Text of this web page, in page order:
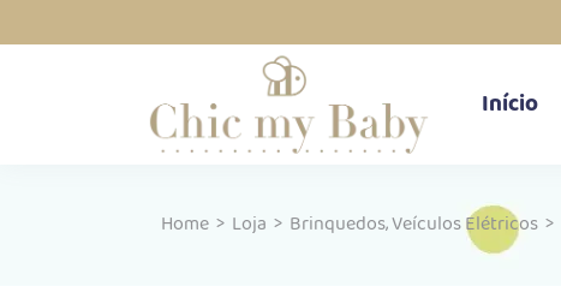
Início
Home > Loja > Brinquedos,Veículos Elétricos >